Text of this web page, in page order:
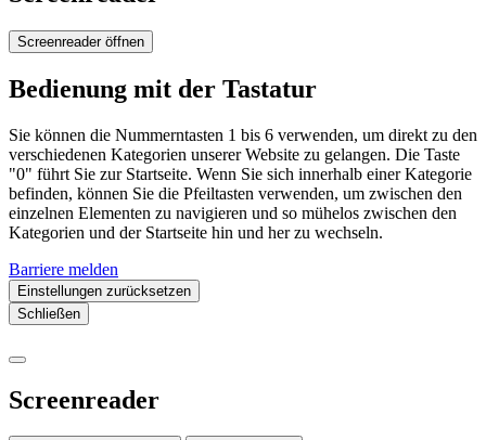
Screenreader öffnen
Bedienung mit der Tastatur
Sie können die Nummerntasten 1 bis 6 verwenden, um direkt zu den
verschiedenen Kategorien unserer Website zu gelangen. Die Taste
"0" führt Sie zur Startseite. Wenn Sie sich innerhalb einer Kategorie
befinden, können Sie die Pfeiltasten verwenden, um zwischen den
einzelnen Elementen zu navigieren und so mühelos zwischen den
Kategorien und der Startseite hin und her zu wechseln.
Barriere melden
Einstellungen zurücksetzen
Schließen
Screenreader